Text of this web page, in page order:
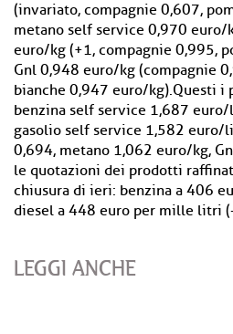
(invariato, compagnie 0,607,
metano self service 0,970 euro/
euro/kg (+1, compagnie 0,995,
Gnl 0,948 euro/kg (compagnie
bianche 0,947 euro/kg).Questi i
benzina self service 1,687
gasolio self service 1,582 euro/
0,694, metano 1,062 euro/kg,
le quotazioni dei prodotti
chiusura di ieri: benzina a 406
diesel a 448 euro per mille litri
LEGGI ANCHE